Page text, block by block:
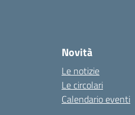
Novità
Le notizie
Le circolari
Calendario eventi